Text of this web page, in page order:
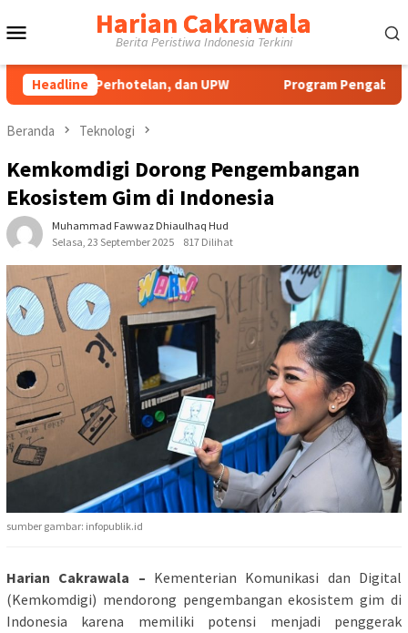
ke
Harian Cakrawala
Berita Peristiwa Indonesia Terkini
Headline
Perhotelan, dan UPW Program Pengabdian UNP
Beranda Teknologi
Kemkomdigi Dorong Pengembangan
Ekosistem Gim di Indonesia
Muhammad Fawwaz Dhiaulhaq Hud
Selasa, 23 September 2025
817 Dilihat
sumber gambar: infopublik.id
Harian Cakrawala – Kementerian Komunikasi dan Digital
(Kemkomdigi) mendorong pengembangan ekosistem gim di
Indonesia karena memiliki potensi menjadi penggerak